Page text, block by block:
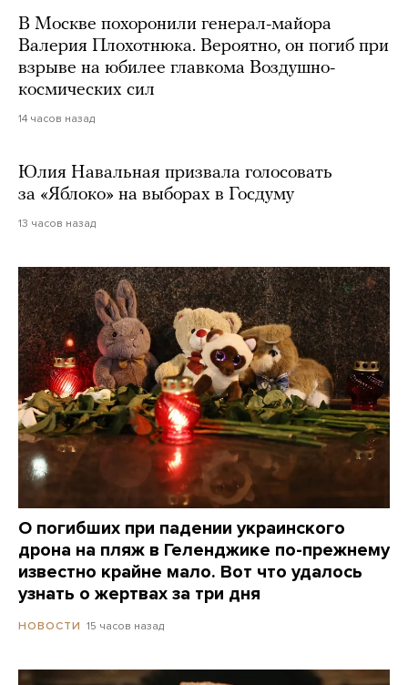
В Москве похоронили генерал-майора
Валерия Плохотнюка. Вероятно, он погиб при
взрыве на юбилее главкома Воздушно-
космических сил
14 часов назад
Юлия Навальная призвала голосовать
за «Яблоко» на выборах в Госдуму
13 часов назад
О погибших при падении украинского
дрона на пляж в Геленджике по-прежнему
известно крайне мало. Вот что удалось
узнать о жертвах за три дня
НОВОСТИ 15 часов назад